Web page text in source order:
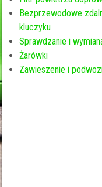
Bezprzewodowe
kluczyku
Sprawdzanie i
Żarówki
Zawieszenie i